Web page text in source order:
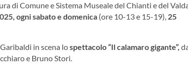
di Comune e Sistema Museale del Chianti e del
ogni sabato e domenica (ore 10-13 e 15-19), 25
in scena lospettacolo “Il calamaro gigante”,
e Bruno Stori.